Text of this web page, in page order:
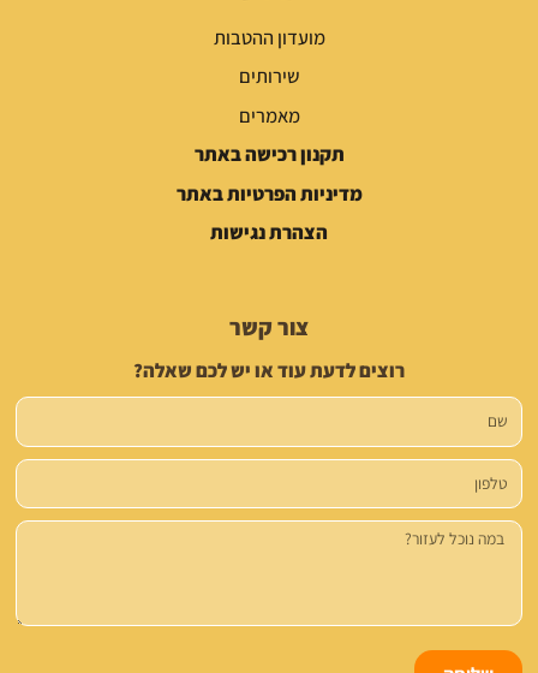
מועדון ההטבות
שירותים
מאמרים
תקנון רכישה באתר
מדיניות הפרטיות באתר
הצהרת נגישות
צור קשר
רוצים לדעת עוד או יש לכם שאלה?
שם
טלפון
הודעה